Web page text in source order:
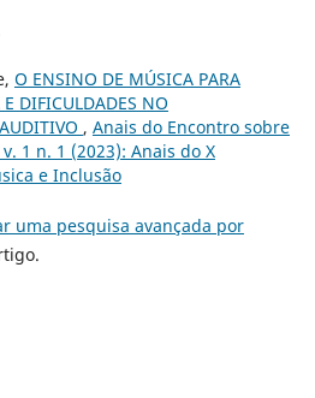
O ENSINO DE MÚSICA PARA
DIFICULDADES NO
, Anais do Encontro sobre
1 n. 1 (2023): Anais do X
e Inclusão
uma pesquisa avançada por